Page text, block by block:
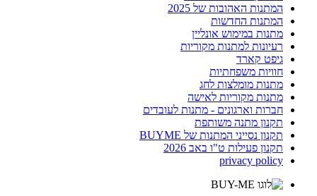
המתנות האהובות של 2025
המתנות החדשות
מתנות במימוש אונליין
רעיונות למתנות מקוריות
גיפט קארד
חוויות משפחתיות
מתנות מומלצות לחג
מתנות מקוריות לאישה
חברות וארגונים - מתנות לעובדים
תקנון מתנה משותפת
תקנון נסייני המתנות של BUYME
תקנון פעילות ט"ו באב 2026
privacy policy